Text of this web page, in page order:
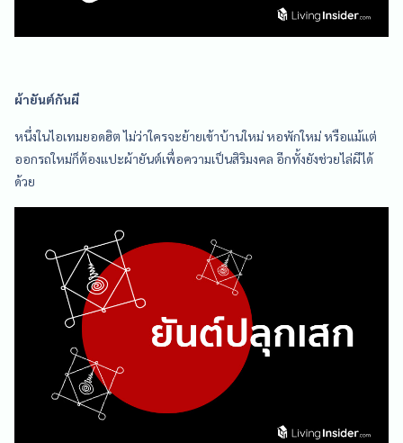
ผ้ายันต์กันผี
หนึ่งในไอเทมยอดฮิต ไม่ว่าใครจะย้ายเข้าบ้านใหม่ หอพักใหม่ หรือแม้แต่
ออกรถใหม่ก็ต้องแปะผ้ายันต์เพื่อความเป็นสิริมงคล อีกทั้งยังช่วยไล่ผีได้
ด้วย